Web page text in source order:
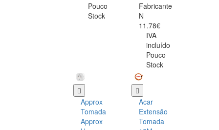
Pouco
Stock
Fabricante
N
11.78€
IVA
incluído
Pouco
Stock
Approx
Tomada
Approx
Acar
Extensão
Tomada